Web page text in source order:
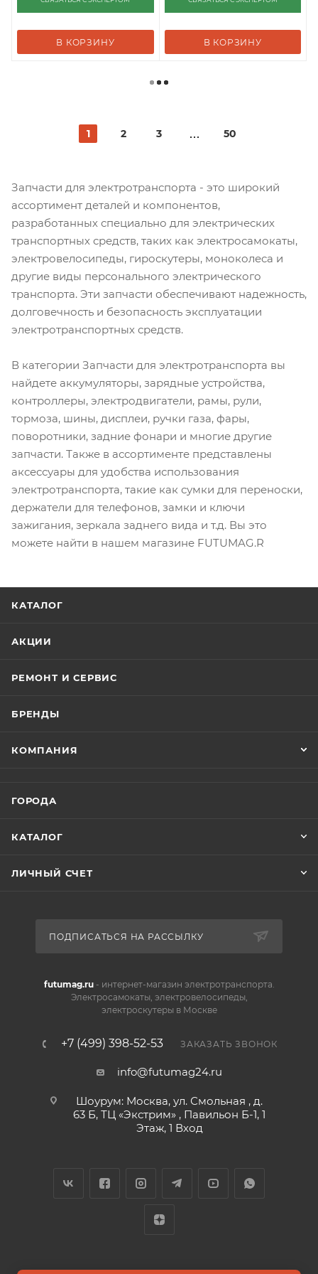
В КОРЗИНУ В КОРЗИНУ
1 2 3 50
Запчасти для электротранспорта - это широкий
ассортимент деталей и компонентов,
разработанных специально для электрических
транспортных средств, таких как электросамокаты,
электровелосипеды, гироскутеры, моноколеса и
другие виды персонального электрического
транспорта. Эти запчасти обеспечивают надежность,
долговечность и безопасность эксплуатации
электротранспортных средств.
В категории Запчасти для электротранспорта вы
найдете аккумуляторы, зарядные устройства,
контроллеры, электродвигатели, рамы, рули,
тормоза, шины, дисплеи, ручки газа, фары,
поворотники, задние фонари и многие другие
запчасти. Также в ассортименте представлены
аксессуары для удобства использования
электротранспорта, такие как сумки для переноски,
держатели для телефонов, замки и ключи
зажигания, зеркала заднего вида и т.д. Вы это
можете найти в нашем магазине FUTUMAG.R
КАТАЛОГ
АКЦИИ
РЕМОНТ И СЕРВИС
БРЕНДЫ
КОМПАНИЯ
ГОРОДА
КАТАЛОГ
ЛИЧНЫЙ СЧЕТ
ПОДПИСАТЬСЯ НА РАССЫЛКУ
futumag.ru- интернет-магазин электротранспорта.
Электросамокаты, электровелосипеды,
электроскутеры в Москве
+7 (499) 398-52-53 ЗАКАЗАТЬ ЗВОНОК
info@futumag24.ru
Шоурум: Москва, ул. Смольная , д.
63 Б, ТЦ «Экстрим» , Павильон Б-1, 1
Этаж, 1 Вход